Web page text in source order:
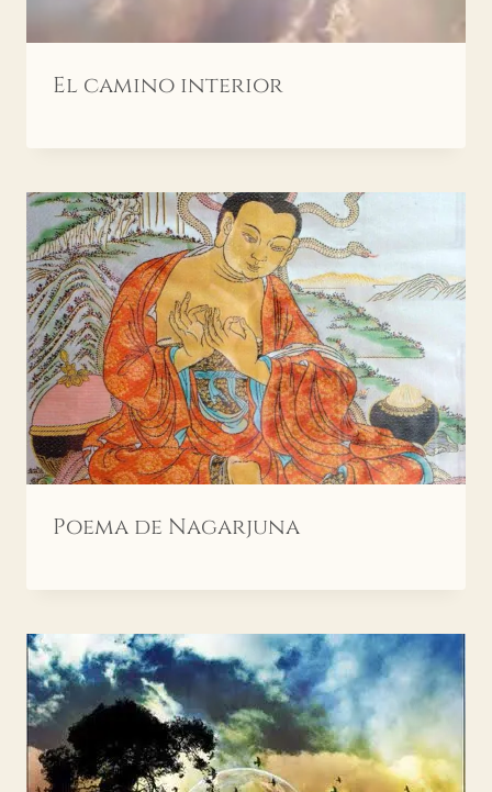
El camino interior
Poema de Nagarjuna